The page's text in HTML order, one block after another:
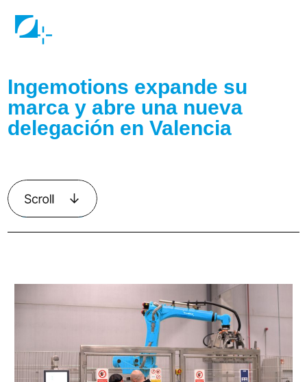
Ingemotions expande su
marca y abre una nueva
delegación en Valencia